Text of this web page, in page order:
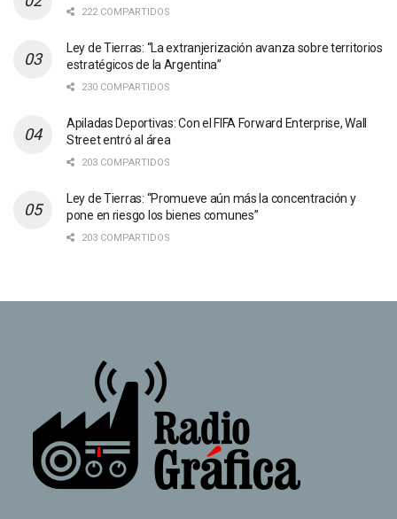
222 COMPARTIDOS
Ley de Tierras: “La extranjerización avanza sobre territorios
estratégicos de la Argentina”
230 COMPARTIDOS
Apiladas Deportivas: Con el FIFA Forward Enterprise, Wall
Street entró al área
203 COMPARTIDOS
Ley de Tierras: “Promueve aún más la concentración y
pone en riesgo los bienes comunes”
203 COMPARTIDOS